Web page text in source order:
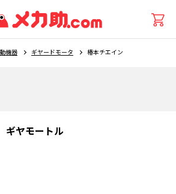
機器 ギヤードモータ 椿本チエイン
ギヤモートル